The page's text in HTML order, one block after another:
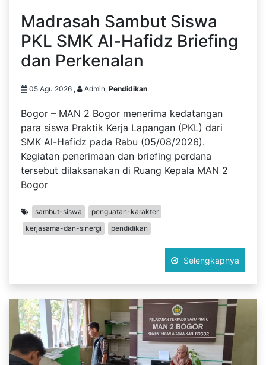
Madrasah Sambut Siswa
PKL SMK Al-Hafidz Briefing
dan Perkenalan
05 Agu 2026 , Admin, Pendidikan
Bogor – MAN 2 Bogor menerima kedatangan
para siswa Praktik Kerja Lapangan (PKL) dari
SMK Al-Hafidz pada Rabu (05/08/2026).
Kegiatan penerimaan dan briefing perdana
tersebut dilaksanakan di Ruang Kepala MAN 2
Bogor
sambut-siswa
penguatan-karakter
kerjasama-dan-sinergi
pendidikan
Selengkapnya